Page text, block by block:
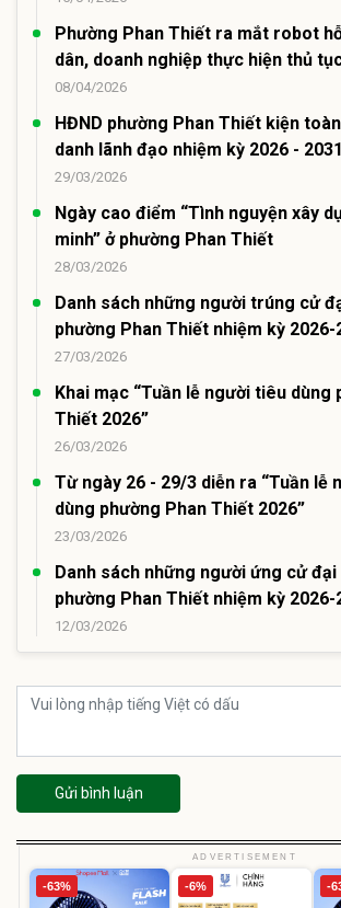
Phường Phan Thiết ra mắt robot
dân, doanh nghiệp thực hiện thủ
08/04/2026
HĐND phường Phan Thiết kiện
danh lãnh đạo nhiệm kỳ 2026 - 2031
29/03/2026
Ngày cao điểm “Tình nguyện xây
minh” ở phường Phan Thiết
28/03/2026
Danh sách những người trúng cử
phường Phan Thiết nhiệm kỳ 2026-
27/03/2026
Khai mạc “Tuần lễ người tiêu dùng
Thiết 2026”
26/03/2026
Từ ngày 26 - 29/3 diễn ra “Tuần lễ
dùng phường Phan Thiết 2026”
23/03/2026
Danh sách những người ứng cử đại
phường Phan Thiết nhiệm kỳ 2026-
12/03/2026
Gửi bình luận
ADVERTISEMENT
-63% -6% -